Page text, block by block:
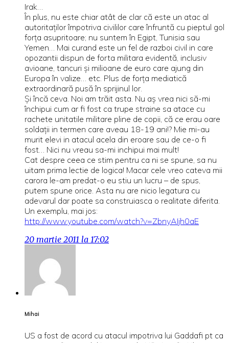
Irak…
În plus, nu este chiar atât de clar că este un atac al
autoritaților împotriva civililor care înfruntă cu pieptul gol
forța asupritoare; nu suntem în Egipt, Tunisia sau
Yemen… Mai curand este un fel de razboi civil in care
opozantii dispun de forta militara evidentă, inclusiv
avioane, tancuri și milioane de euro care ajung din
Europa în valize… etc. Plus de forța mediatică
extraordinară pusă în sprijinul lor.
Și încă ceva. Noi am trăit asta. Nu aș vrea nici să-mi
închipui cum ar fi fost ca trupe straine sa atace cu
rachete unitatile militare pline de copii, că ce erau oare
soldații in termen care aveau 18-19 ani!? Mie mi-au
murit elevi in atacul acela din eroare sau de ce-o fi
fost… Nici nu vreau sa-mi inchipui mai mult!
Cat despre ceea ce stim pentru ca ni se spune, sa nu
uitam prima lectie de logica! Macar cele vreo cateva mii
carora le-am predat-o eu stiu un lucru – de spus,
putem spune orice. Asta nu are nicio legatura cu
adevarul dar poate sa construiasca o realitate diferita.
Un exemplu, mai jos:
http://www.youtube.com/watch?v=ZbnyAIjh0aE
20 martie 2011 la 17:02
Mihai
US a fost de acord cu atacul impotriva lui Gaddafi pt ca